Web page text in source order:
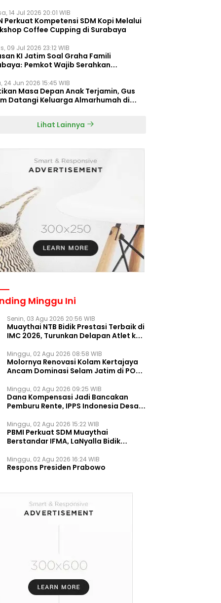
14 Jul 2026 20:01 WIB
Perkuat Kompetensi SDM Kopi Melalui
Coffee Cupping di Surabaya
09 Jul 2026 23:12 WIB
KI Jatim Soal Graha Famili
Pemkot Wajib Serahkan
24 Jun 2026 15:45 WIB
Masa Depan Anak Terjamin, Gus
Datangi Keluarga Almarhumah di
Lihat Lainnya
Minggu Ini
Senin, 03 Agu 2026 20:56 WIB
Muaythai NTB Bidik Prestasi Terbaik di
IMC 2026, Turunkan Delapan Atlet ke
Minggu, 02 Agu 2026 08:58 WIB
Molornya Renovasi Kolam Kertajaya
Ancam Dominasi Selam Jatim di PON
Minggu, 02 Agu 2026 09:25 WIB
Dana Kompensasi Jadi Bancakan
Pemburu Rente, IPPS Indonesia Desak
Permanen
Minggu, 02 Agu 2026 15:22 WIB
PBMI Perkuat SDM Muaythai
Berstandar IFMA, LaNyalla Bidik
Minggu, 02 Agu 2026 16:24 WIB
Respons Presiden Prabowo